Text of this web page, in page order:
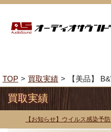
TOP 買取実績 【美品】
買取実績
【お知らせ】ウイルス感染予